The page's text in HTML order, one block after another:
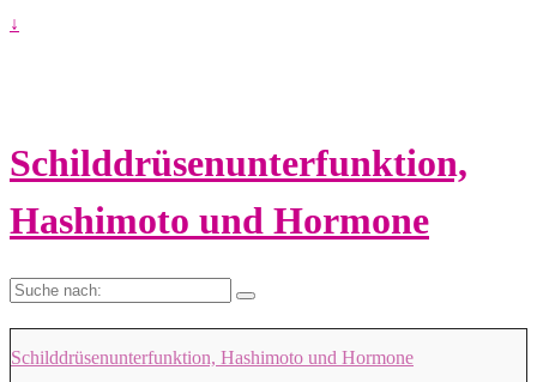
↓
Schilddrüsenunterfunktion,
Hashimoto und Hormone
Suche
Schilddrüsenunterfunktion, Hashimoto und Hormone